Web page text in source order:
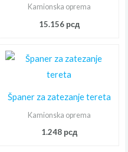
Kamionska oprema
15.156 рсд
Španer za zatezanje tereta
Kamionska oprema
1.248 рсд